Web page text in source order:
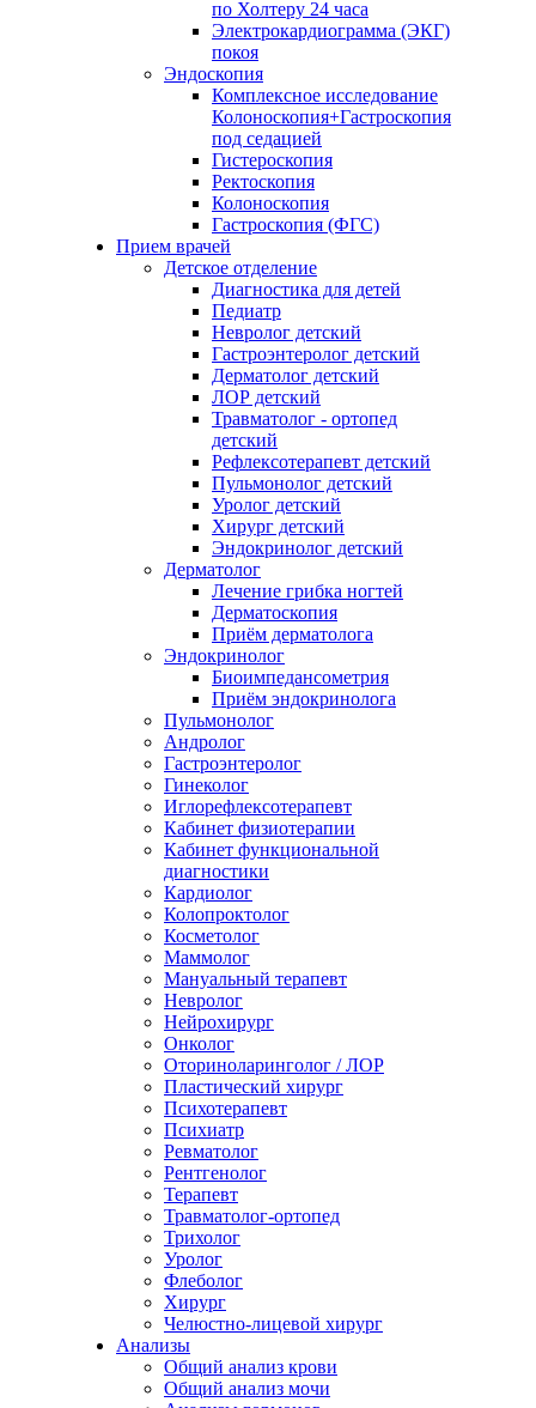
по Холтеру 24 часа
Электрокардиограмма (ЭКГ)
покоя
Эндоскопия
Комплексное исследование
Колоноскопия+Гастроскопия
под седацией
Гистероскопия
Ректоскопия
Колоноскопия
Гастроскопия (ФГС)
Прием врачей
Детское отделение
Диагностика для детей
Педиатр
Невролог детский
Гастроэнтеролог детский
Дерматолог детский
ЛОР детский
Травматолог - ортопед
детский
Рефлексотерапевт детский
Пульмонолог детский
Уролог детский
Хирург детский
Эндокринолог детский
Дерматолог
Лечение грибка ногтей
Дерматоскопия
Приём дерматолога
Эндокринолог
Биоимпедансометрия
Приём эндокринолога
Пульмонолог
Андролог
Гастроэнтеролог
Гинеколог
Иглорефлексотерапевт
Кабинет физиотерапии
Кабинет функциональной
диагностики
Кардиолог
Колопроктолог
Косметолог
Маммолог
Мануальный терапевт
Невролог
Нейрохирург
Онколог
Оториноларинголог / ЛОР
Пластический хирург
Психотерапевт
Психиатр
Ревматолог
Рентгенолог
Терапевт
Травматолог-ортопед
Трихолог
Уролог
Флеболог
Хирург
Челюстно-лицевой хирург
Анализы
Общий анализ крови
Общий анализ мочи